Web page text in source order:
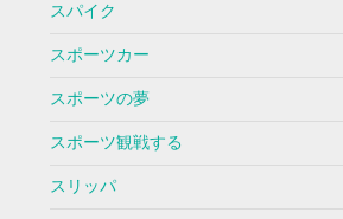
スパイク
スポーツカー
スポーツの夢
スポーツ観戦する
スリッパ